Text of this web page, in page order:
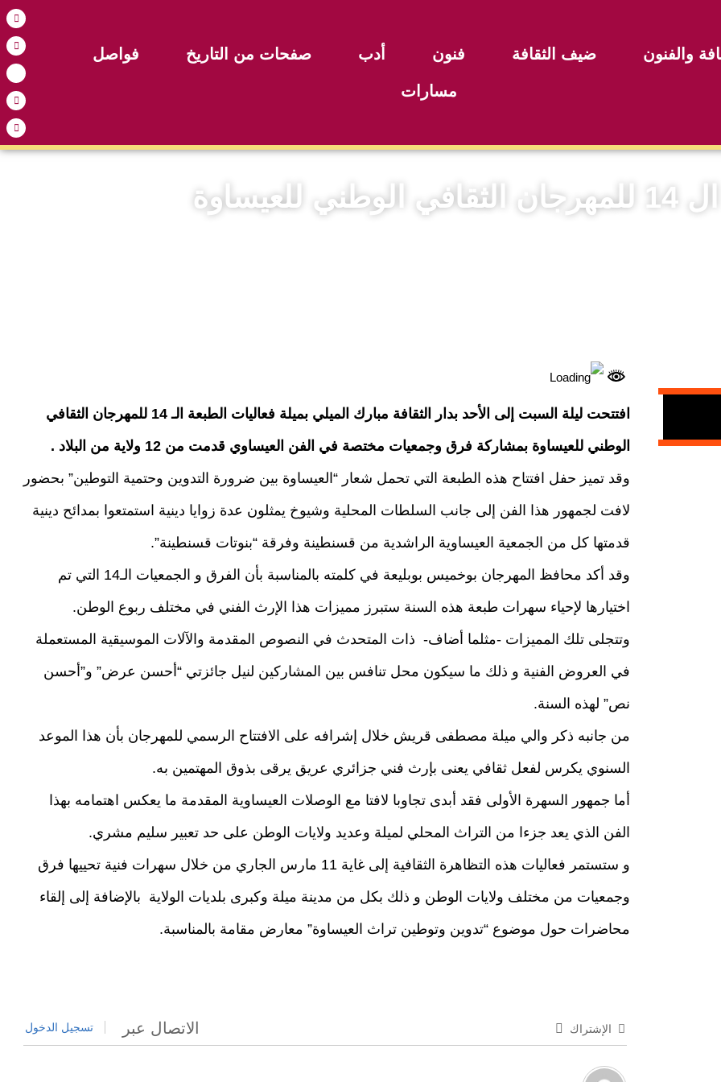
والفنون ضيف الثقافة فنون أدب صفحات من التاريخ فواصل
مسارات
افتتحت ليلة السبت إلى الأحد بدار الثقافة مبارك الميلي بميلة فعاليات الطبعة الـ 14 للمهرجان الثقافي
الوطني للعيساوة بمشاركة فرق وجمعيات مختصة في الفن العيساوي قدمت من 12 ولاية من البلاد .
وقد تميز حفل افتتاح هذه الطبعة التي تحمل شعار “العيساوة بين ضرورة التدوين وحتمية التوطين” بحضور
لافت لجمهور هذا الفن إلى جانب السلطات المحلية وشيوخ يمثلون عدة زوايا دينية استمتعوا بمدائح دينية
قدمتها كل من الجمعية العيساوية الراشدية من قسنطينة وفرقة “بنوتات قسنطينة”.
وقد أكد محافظ المهرجان بوخميس بوبليعة في كلمته بالمناسبة بأن الفرق و الجمعيات الـ14 التي تم
اختيارها لإحياء سهرات طبعة هذه السنة ستبرز مميزات هذا الإرث الفني في مختلف ربوع الوطن.
وتتجلى تلك المميزات -مثلما أضاف- ذات المتحدث في النصوص المقدمة والآلات الموسيقية المستعملة
في العروض الفنية و ذلك ما سيكون محل تنافس بين المشاركين لنيل جائزتي “أحسن عرض” و”أحسن
نص” لهذه السنة.
من جانبه ذكر والي ميلة مصطفى قريش خلال إشرافه على الافتتاح الرسمي للمهرجان بأن هذا الموعد
السنوي يكرس لفعل ثقافي يعنى بإرث فني جزائري عريق يرقى بذوق المهتمين به.
أما جمهور السهرة الأولى فقد أبدى تجاوبا لافتا مع الوصلات العيساوية المقدمة ما يعكس اهتمامه بهذا
الفن الذي يعد جزءا من التراث المحلي لميلة وعديد ولايات الوطن على حد تعبير سليم مشري.
و ستستمر فعاليات هذه التظاهرة الثقافية إلى غاية 11 مارس الجاري من خلال سهرات فنية تحييها فرق
وجمعيات من مختلف ولايات الوطن و ذلك بكل من مدينة ميلة وكبرى بلديات الولاية بالإضافة إلى إلقاء
محاضرات حول موضوع “تدوين وتوطين تراث العيساوة” معارض مقامة بالمناسبة.
الإشتراك الاتصال عبر تسجيل الدخول